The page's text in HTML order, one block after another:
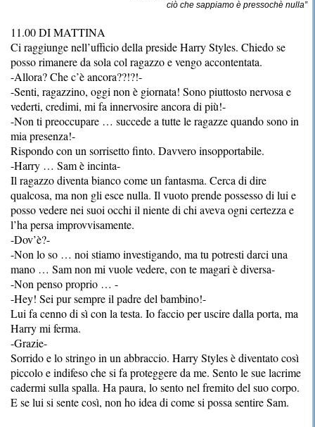
ciò che sappiamo è pressochè nulla”
11.00 DI MATTINA
Ci raggiunge nell’ufficio della preside Harry Styles. Chiedo se
posso rimanere da sola col ragazzo e vengo accontentata.
-Allora? Che c’è ancora??!?!-
-Senti, ragazzino, oggi non è giornata! Sono piuttosto nervosa e
vederti, credimi, mi fa innervosire ancora di più!-
-Non ti preoccupare … succede a tutte le ragazze quando sono in
mia presenza!-
Rispondo con un sorrisetto finto. Davvero insopportabile.
-Harry … Sam è incinta-
Il ragazzo diventa bianco come un fantasma. Cerca di dire
qualcosa, ma non gli esce nulla. Il vuoto prende possesso di lui e
posso vedere nei suoi occhi il niente di chi aveva ogni certezza e
l’ha persa improvvisamente.
-Dov’è?-
-Non lo so … noi stiamo investigando, ma tu potresti darci una
mano … Sam non mi vuole vedere, con te magari è diversa-
-Non penso proprio … -
-Hey! Sei pur sempre il padre del bambino!-
Lui fa cenno di sì con la testa. Io faccio per uscire dalla porta, ma
Harry mi ferma.
-Grazie-
Sorrido e lo stringo in un abbraccio. Harry Styles è diventato così
piccolo e indifeso che si fa proteggere da me. Sento le sue lacrime
cadermi sulla spalla. Ha paura, lo sento nel fremito del suo corpo.
E se lui si sente così, non ho idea di come si possa sentire Sam.